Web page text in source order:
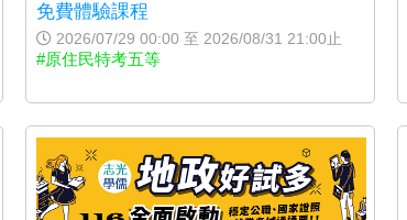
免費體驗課程
2026/07/29 00:00 至 2026/08/31 21:00止
#原住民特考五等